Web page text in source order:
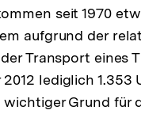
seit 1970
aufgrund der
Transport eines
lediglich 1.353
Grund für